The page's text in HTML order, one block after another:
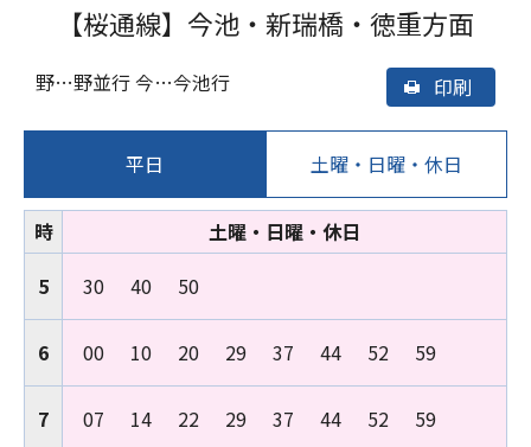
【桜通線】 今池・新瑞橋・徳重方面
野…野並行 今…今池行 印刷
平日 土曜・日曜・休日
時
土曜・日曜・休日
5
30 40 50
6 00 10 20 29 37 44 52 59
7 07 14 22 29 37 44 52 59